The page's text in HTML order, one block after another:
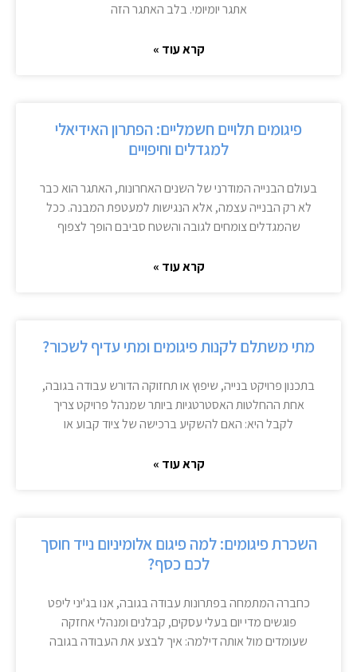
אתגר יומיומי. בלב האתגר הזה
קרא עוד »
פיגומים תלויים חשמליים: הפתרון האידיאלי
למגדלים וחיפויים
בעולם הבנייה המודרני של השנים האחרונות, האתגר הוא כבר
לא רק הבנייה עצמה, אלא הנגישות למעטפת המבנה. ככל
שהמגדלים צומחים לגובה והשטח סביבם הופך לצפוף
קרא עוד »
מתי משתלם לקנות פיגומים ומתי עדיף לשכור?
בתכנון פרויקט בנייה, שיפוץ או תחזוקה הדורש עבודה בגובה,
אחת ההחלטות האסטרטגיות ביותר שמנהל פרויקט צריך
לקבל היא: האם להשקיע ברכישה של ציוד קבוע או
קרא עוד »
השכרת פיגומים: למה פיגום אלומיניום נייד חוסך
לכם כסף?
כחברה המתמחה בפתרונות עבודה בגובה, אנו בג'יני ליפט
פוגשים מדי יום בעלי עסקים, קבלנים ומנהלי אחזקה
שעומדים מול אותה דילמה: איך לבצע את העבודה בגובה